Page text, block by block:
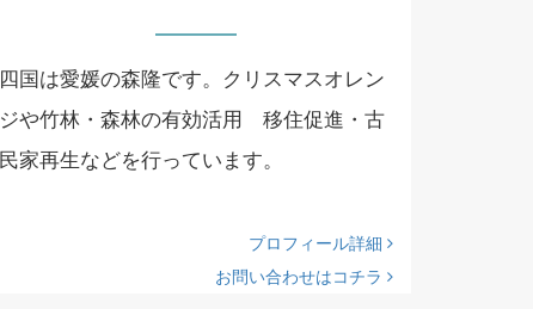
四国は愛媛の森隆です。クリスマスオレン
ジや竹林・森林の有効活用 移住促進・古
民家再生などを行っています。
プロフィール詳細
お問い合わせはコチラ